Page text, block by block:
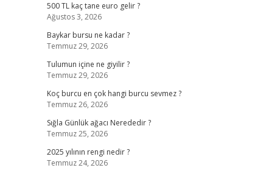
500 TL kaç tane euro gelir ?
Ağustos 3, 2026
Baykar bursu ne kadar ?
Temmuz 29, 2026
Tulumun içine ne giyilir ?
Temmuz 29, 2026
Koç burcu en çok hangi burcu sevmez ?
Temmuz 26, 2026
Sığla Günlük ağacı Nerededir ?
Temmuz 25, 2026
2025 yılının rengi nedir ?
Temmuz 24, 2026